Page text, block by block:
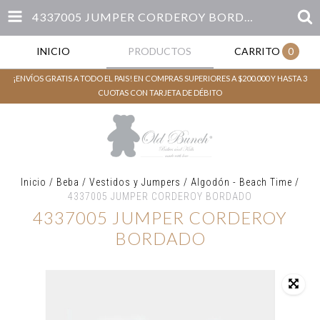
4337005 JUMPER CORDEROY BORDADO
INICIO PRODUCTOS CARRITO 0
¡ENVÍOS GRATIS A TODO EL PAIS! EN COMPRAS SUPERIORES A $200.000 Y HASTA 3
CUOTAS CON TARJETA DE DÉBITO
Inicio / Beba / Vestidos y Jumpers / Algodón - Beach Time /
4337005 JUMPER CORDEROY BORDADO
4337005 JUMPER CORDEROY
BORDADO